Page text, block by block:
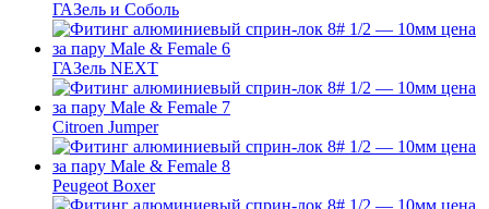
ГАЗель и Соболь
ГАЗель NEXT
Citroen Jumper
Peugeot Boxer